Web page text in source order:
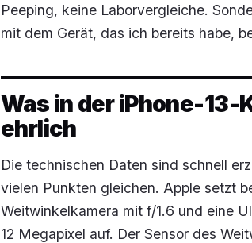
Peeping, keine Laborvergleiche.
mit dem Gerät, das ich bereits habe,
Was in der iPhone-
ehrlich
Die technischen Daten sind schnell
vielen Punkten gleichen. Apple setzt
Weitwinkelkamera mit f/1.6 und eine
12 Megapixel auf. Der Sensor des